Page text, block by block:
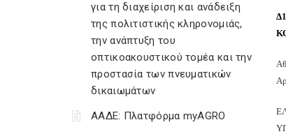
για τη διαχείριση και ανάδειξη
της πολιτιστικής κληρονομιάς,
την ανάπτυξη του
οπτικοακουστικού τομέα και την
προστασία των πνευματικών
δικαιωμάτων
ΑΑΔΕ: Πλατφόρμα myAGRO